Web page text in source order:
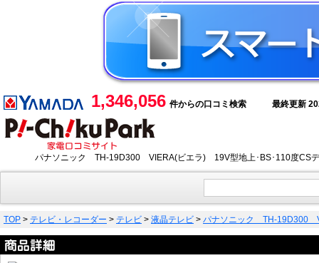
1,346,056 件からの口コミ検索 最終更新
パナソニック TH-19D300 VIERA(ビエラ) 19V型地上･BS･110度CSデ
TOP > テレビ・レコーダー > テレビ > 液晶テレビ > パナソニック TH-19D300